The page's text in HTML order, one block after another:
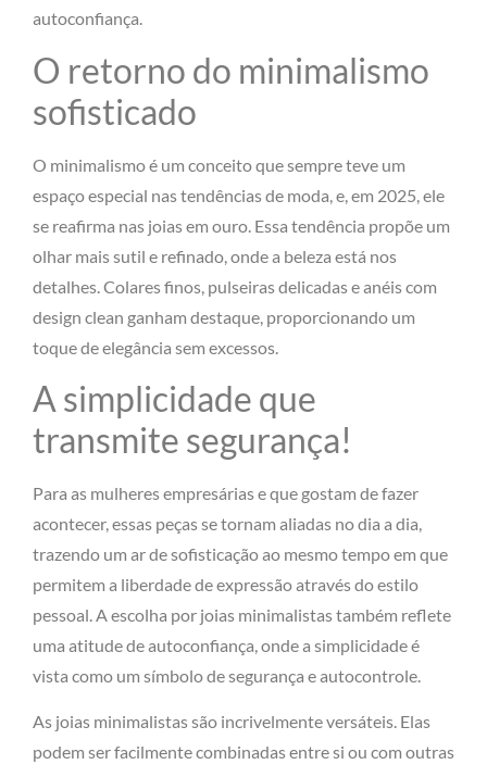
autoconfiança.
O retorno do minimalismo
sofisticado
O minimalismo é um conceito que sempre teve um
espaço especial nas tendências de moda, e, em 2025, ele
se reafirma nas joias em ouro. Essa tendência propõe um
olhar mais sutil e refinado, onde a beleza está nos
detalhes. Colares finos, pulseiras delicadas e anéis com
design clean ganham destaque, proporcionando um
toque de elegância sem excessos.
A simplicidade que
transmite segurança!
Para as mulheres empresárias e que gostam de fazer
acontecer, essas peças se tornam aliadas no dia a dia,
trazendo um ar de sofisticação ao mesmo tempo em que
permitem a liberdade de expressão através do estilo
pessoal. A escolha por joias minimalistas também reflete
uma atitude de autoconfiança, onde a simplicidade é
vista como um símbolo de segurança e autocontrole.
As joias minimalistas são incrivelmente versáteis. Elas
podem ser facilmente combinadas entre si ou com outras